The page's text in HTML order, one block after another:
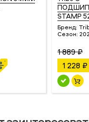
STAMP
Бренд:
Сезон:
1 889 ₽
1 228 ₽